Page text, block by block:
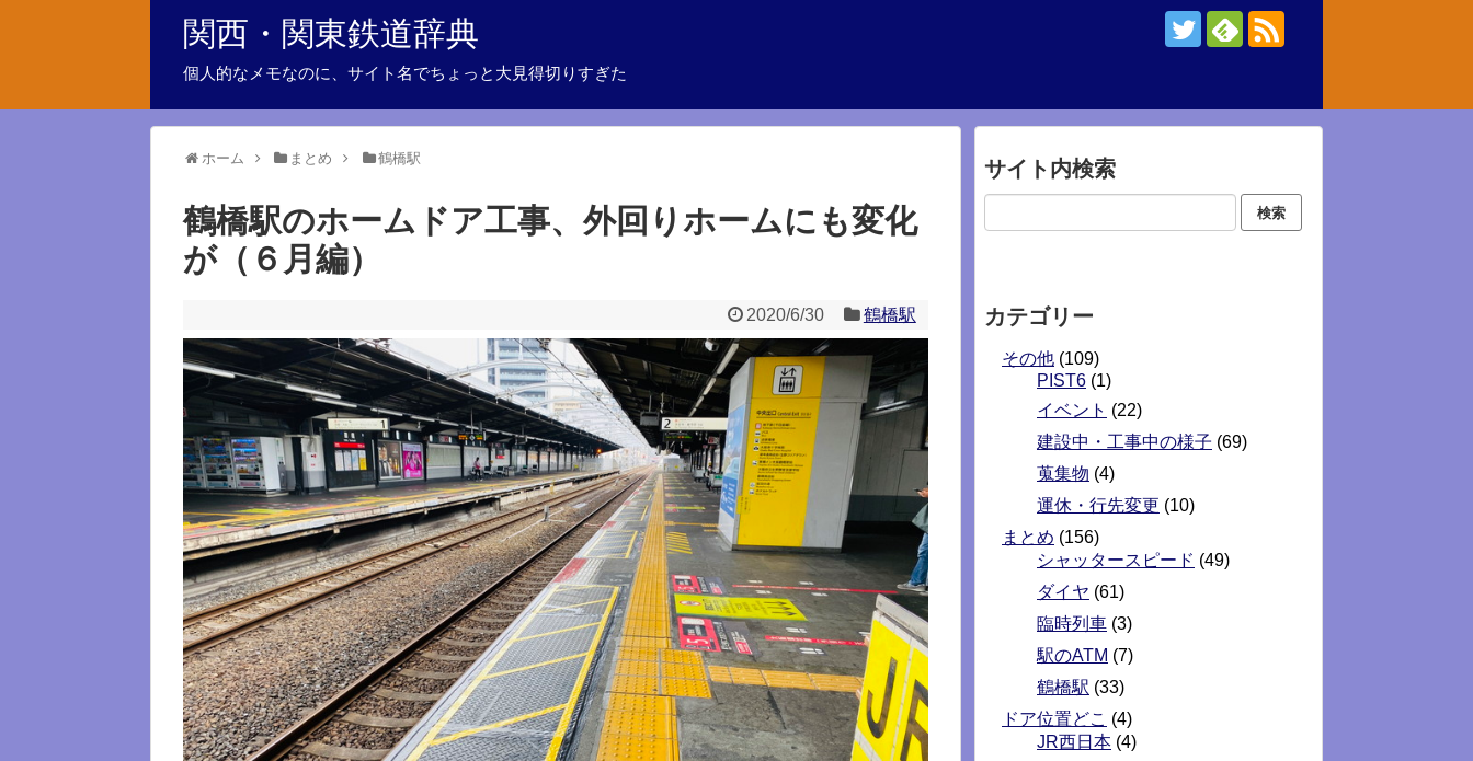
関西・関東鉄道辞典
個人的なメモなのに、サイト名でちょっと大見得切りすぎた
ホーム まとめ 鶴橋駅
鶴橋駅のホームドア工事、外回りホームにも変化
が（６月編）
2020/6/30 鶴橋駅
サイト内検索
カテゴリー
その他 (109)
PIST6 (1)
イベント (22)
建設中・工事中の様子 (69)
蒐集物 (4)
運休・行先変更 (10)
まとめ (156)
シャッタースピード (49)
ダイヤ (61)
臨時列車 (3)
駅のATM (7)
鶴橋駅 (33)
ドア位置どこ (4)
JR西日本 (4)